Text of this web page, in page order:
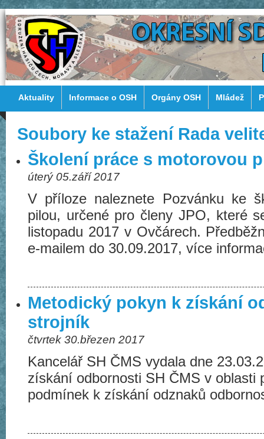
Aktuality Informace o OSH Orgány OSH Mládež
Soubory ke stažení Rada
Školení práce s motorovou
úterý 05.září 2017
V příloze naleznete Pozvánku ke
pilou, určené pro členy JPO, které
listopadu 2017 v Ovčárech.
e-mailem do 30.09.2017, více
Metodický pokyn k získání
strojník
čtvrtek 30.březen 2017
Kancelář SH ČMS vydala dne
získání odbornosti SH ČMS v oblasti
podmínek k získání odznaků